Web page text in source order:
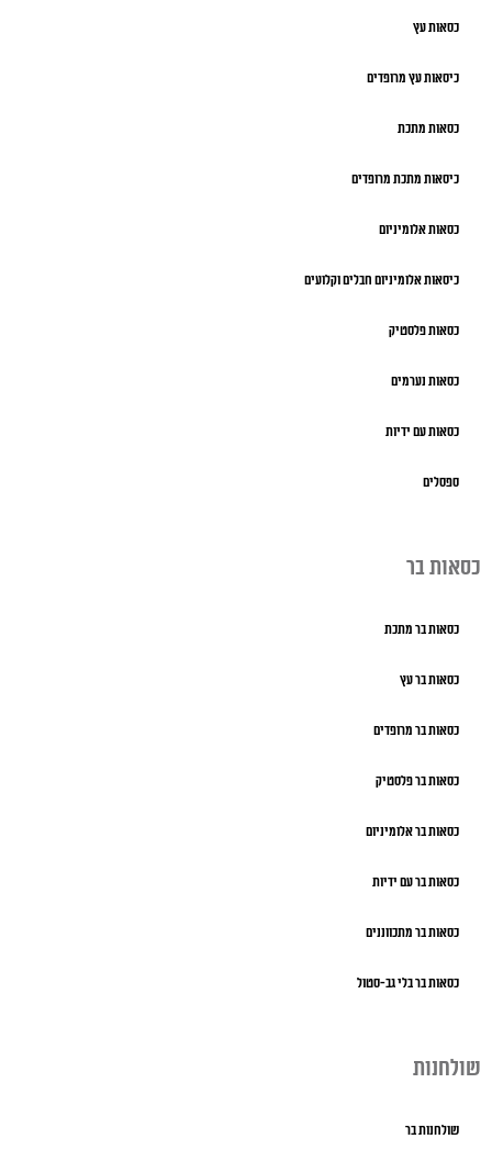
כסאות עץ
כיסאות עץ מרופדים
כסאות מתכת
כיסאות מתכת מרופדים
כסאות אלומיניום
כיסאות אלומיניום חבלים וקלועים
כסאות פלסטיק
כסאות נערמים
כסאות עם ידיות
ספסלים
כסאות בר
כסאות בר מתכת
כסאות בר עץ
כסאות בר מרופדים
כסאות בר פלסטיק
כסאות בר אלומיניום
כסאות בר עם ידיות
כסאות בר מתכווננים
כסאות בר בלי גב-סטול
שולחנות
שולחנות בר